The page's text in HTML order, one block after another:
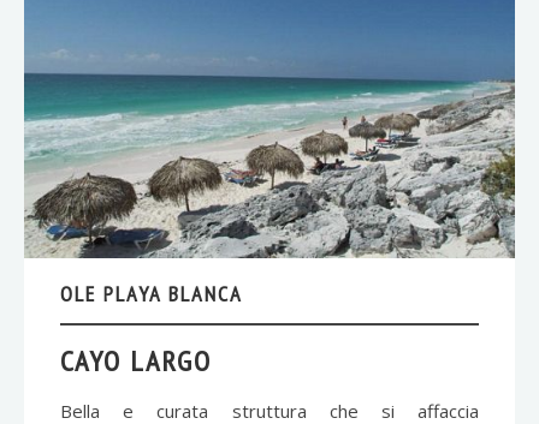
OLE PLAYA BLANCA
CAYO LARGO
Bella e curata struttura che si affaccia